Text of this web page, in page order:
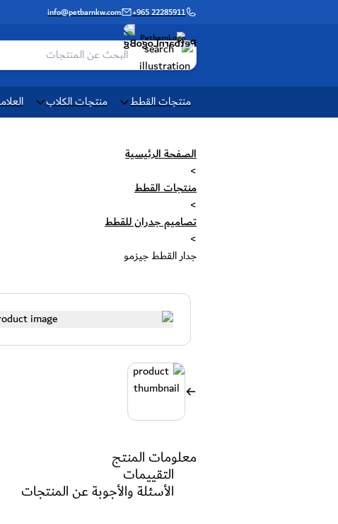
+965 22285911
info@petbarnkw.com
منتجات القطط منتجات الكلاب
الصفحة الرئيسية
>
منتجات القطط
>
تصاميم جدران للقطط
>
جدار القطط جيزمو
معلومات المنتج
التقييمات
الأسئلة والأجوبة عن المنتجات